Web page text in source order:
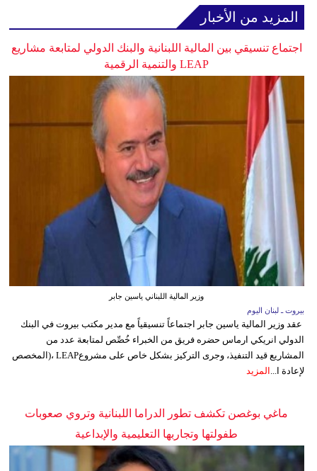
المزيد من الأخبار
اجتماع تنسيقي بين المالية اللبنانية والبنك الدولي لمتابعة مشاريع
LEAP والتنمية الرقمية
وزير المالية اللبناني ياسين جابر
بيروت ـ لبنان اليوم
عقد وزير المالية ياسين جابر اجتماعاً تنسيقياً مع مدير مكتب بيروت في البنك
الدولي انريكي ارماس حضره فريق من الخبراء خُصِّص لمتابعة عدد من
المشاريع قيد التنفيذ، وجرى التركيز بشكل خاص على مشروعLEAP ،(المخصص
لإعادة ا... المزيد
ماغي بوغصن تكشف تطور الدراما اللبنانية وتروي صعوبات
طفولتها وتجاربها التعليمية والإبداعية